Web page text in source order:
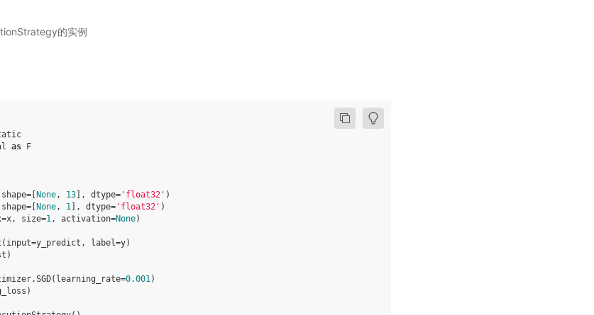
的实例
as F
shape= None, 13 ], dtype= 'float32' )
shape= None, 1 ], dtype= 'float32' )
=x, size=1, activation=None)
( input=y_predict , label=y)
)
.SGD( learning_rate=0.001)
)